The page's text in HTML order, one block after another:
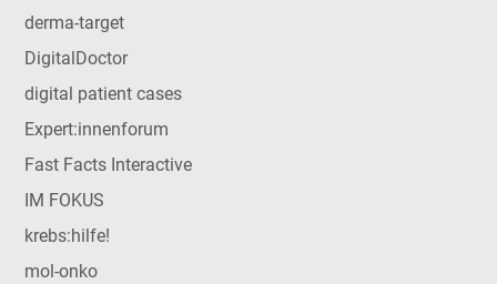
derma-target
DigitalDoctor
digital patient cases
Expert:innenforum
Fast Facts Interactive
IM FOKUS
krebs:hilfe!
mol-onko